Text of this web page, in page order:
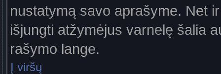
nustatymą savo aprašyme. Net
išjungti atžymėjus varnelę šalia
rašymo lange.
Į viršų